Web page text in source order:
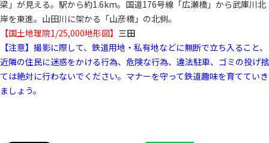
梁」が見える。駅から約1.6km。国道176号線「広瀬橋」から武庫川北
岸を東進。山田川に架かる「山彦橋」の北側。
【国土地理院1/25,000地形図】 三田
【注意】撮影に際して、鉄道用地・私有地などに無断で立ち入ること、
近隣の住民に迷惑をかける行為、危険な行為、違法駐車、ゴミの投げ捨
ては絶対に行わないでください。マナーを守って鉄道趣味を育てていき
ましょう。